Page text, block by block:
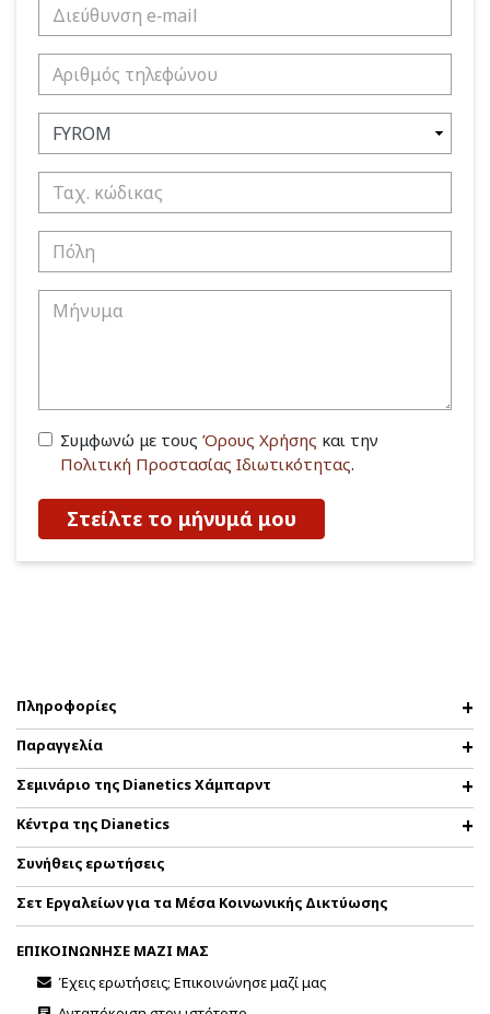
Συμφωνώ με τους Όρους Χρήσης και την
Πολιτική Προστασίας Ιδιωτικότητας.
Στείλτε το μήνυμά μου
Πληροφορίες
Παραγγελία
Σεμινάριο της Dianetics Χάμπαρντ
Κέντρα της Dianetics
Συνήθεις ερωτήσεις
Σετ Εργαλείων για τα Μέσα Κοινωνικής Δικτύωσης
ΕΠΙΚΟΙΝΩΝΗΣΕ ΜΑΖΙ ΜΑΣ
Έχεις ερωτήσεις; Επικοινώνησε μαζί μας